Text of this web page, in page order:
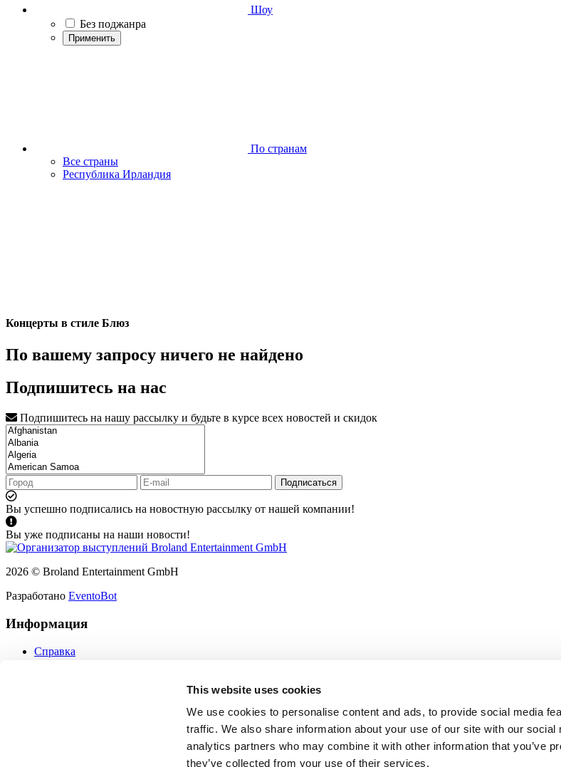
This website uses cookies
We use cookies to personalise content and ads, to provide social media
traffic. We also share information about your use of our site with our social
analytics partners who may combine it with other information that you’ve
they’ve collected from your use of their services.
Шоу
Без поджанра
Применить
По странам
Все страны
Республика Ирландия
Концерты в стиле Блюз
По вашему запросу ничего не найдено
Подпишитесь на нас
Подпишитесь на нашу рассылку и будьте в курсе всех новостей и скидок
Подписаться
Вы успешно подписались на новостную рассылку от нашей компании!
Вы уже подписаны на наши новости!
2026 © Broland Entertainment GmbH
Разработано EventoBot
Информация
Справка